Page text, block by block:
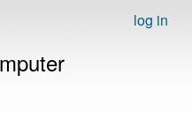
log in